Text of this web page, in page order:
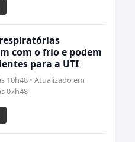
com o frio e podem
para a UTI
10h48 • Atualizado em
07h48